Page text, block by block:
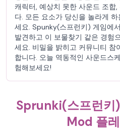
캐릭터, 예상치 못한 사운드 조합
다. 모든 요소가 당신을 놀라게
세요. Spunky(스프런키) 게임에
발견하고 이 보물찾기 같은 경험
세요. 비밀을 밝히고 커뮤니티 참
합니다. 오늘 역동적인 사운드스
험해보세요!
Sprunki(스프런키
Mod 플